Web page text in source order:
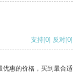
支持[0] 反对[0]
优惠的价格，买到最合适